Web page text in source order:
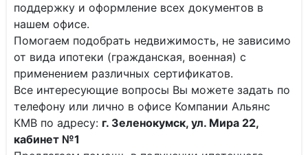
поддержку и оформление всех документов в
нашем офисе.
Помогаем подобрать недвижимость, не зависимо
от вида ипотеки (гражданская, военная) с
применением различных сертификатов.
Все интересующие вопросы Вы можете задать по
телефону или лично в офисе Компании Альянс
КМВ по адресу: г. Зеленокумск, ул. Мира 22,
кабинет №1